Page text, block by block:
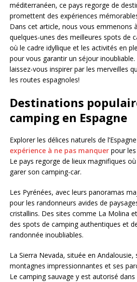
méditerranéen, ce pays regorge de
promettent des expériences
Dans cet article, nous vous emmenons
quelques-unes des meilleures spots de
où le cadre idyllique et les activités en
pour vous garantir un séjour
laissez-vous inspirer par les merveilles
les routes espagnoles!
Destinations
camping en Espagne
Explorer les délices naturels de
expérience à ne pas manquer pour
Le pays regorge de lieux magnifiques
garer son camping-car.
Les Pyrénées, avec leurs panoramas
pour les randonneurs avides de
cristallins. Des sites comme La Molina
des spots de camping authentiques et
randonnée inoubliables.
La Sierra Nevada, située en Andalousie,
montagnes impressionnantes et ses
Le camping sauvage y est autorisé